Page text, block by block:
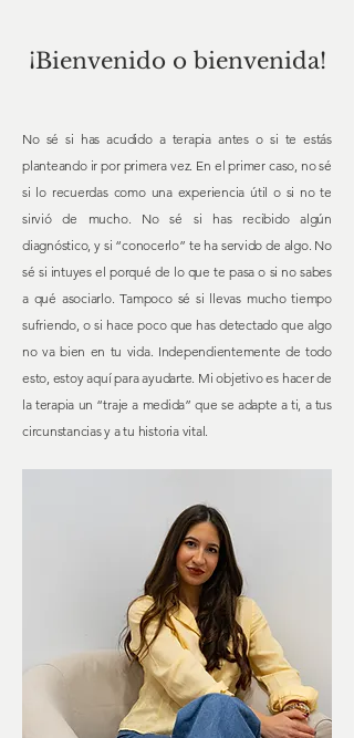
¡Bienvenido o bienvenida!
No sé si has acudido a terapia antes o si te estás
planteando ir por primera vez. En el primer caso, no sé
si lo recuerdas como una experiencia útil o si no te
sirvió de mucho. No sé si has recibido algún
diagnóstico, y si “conocerlo” te ha servido de algo. No
sé si intuyes el porqué de lo que te pasa o si no sabes
a qué asociarlo. Tampoco sé si llevas mucho tiempo
sufriendo, o si hace poco que has detectado que algo
no va bien en tu vida. Independientemente de todo
esto, estoy aquí para ayudarte. Mi objetivo es hacer de
la terapia un “traje a medida” que se adapte a ti, a tus
circunstancias y a tu historia vital.